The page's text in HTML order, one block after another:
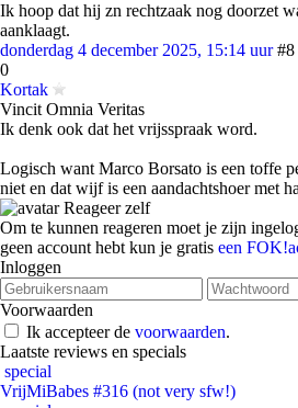
Ik hoop dat hij zn rechtzaak nog doorzet
aanklaagt.
donderdag 4 december 2025, 15:14 uur #8
0
Kortak
Vincit Omnia Veritas
Ik denk ook dat het vrijsspraak word.
Logisch want Marco Borsato is een toffe
niet en dat wijf is een aandachtshoer met
Reageer zelf
Om te kunnen reageren moet je zijn
geen account hebt kun je gratis een
Inloggen
Voorwaarden
Ik accepteer de voorwaarden.
Laatste reviews en specials
special
VrijMiBabes #316 (not very sfw!)